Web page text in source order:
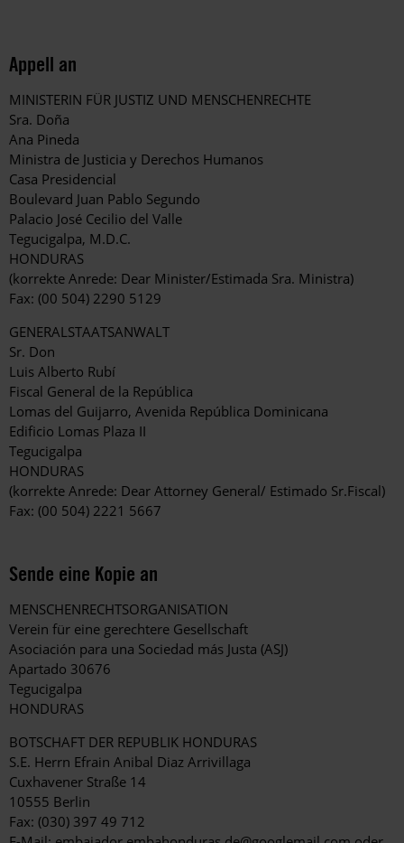
Appell an
MINISTERIN FÜR JUSTIZ UND MENSCHENRECHTE
Sra. Doña
Ana Pineda
Ministra de Justicia y Derechos Humanos
Casa Presidencial
Boulevard Juan Pablo Segundo
Palacio José Cecilio del Valle
Tegucigalpa, M.D.C.
HONDURAS
(korrekte Anrede: Dear Minister/Estimada Sra. Ministra)
Fax: (00 504) 2290 5129
GENERALSTAATSANWALT
Sr. Don
Luis Alberto Rubí
Fiscal General de la República
Lomas del Guijarro, Avenida República Dominicana
Edificio Lomas Plaza II
Tegucigalpa
HONDURAS
(korrekte Anrede: Dear Attorney General/ Estimado Sr.Fiscal)
Fax: (00 504) 2221 5667
Sende eine Kopie an
MENSCHENRECHTSORGANISATION
Verein für eine gerechtere Gesellschaft
Asociación para una Sociedad más Justa (ASJ)
Apartado 30676
Tegucigalpa
HONDURAS
BOTSCHAFT DER REPUBLIK HONDURAS
S.E. Herrn Efrain Anibal Diaz Arrivillaga
Cuxhavener Straße 14
10555 Berlin
Fax: (030) 397 49 712